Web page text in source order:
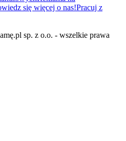
się więcej o nas!Pracuj z
sp. z o.o. - wszelkie prawa